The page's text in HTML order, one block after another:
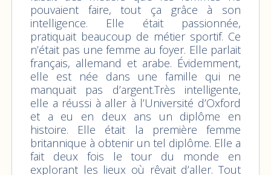
pouvaient faire, tout ça grâce à son
intelligence. Elle était passionnée,
pratiquait beaucoup de métier sportif. Ce
n’était pas une femme au foyer. Elle parlait
français, allemand et arabe. Évidemment,
elle est née dans une famille qui ne
manquait pas d’argent.Très intelligente,
elle a réussi à aller à l’Université d’Oxford
et a eu en deux ans un diplôme en
histoire. Elle était la première femme
britannique à obtenir un tel diplôme. Elle a
fait deux fois le tour du monde en
explorant les lieux où rêvait d’aller. Tout